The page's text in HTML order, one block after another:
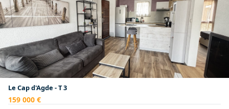
Le Cap d'Agde - T 3
159 000 €